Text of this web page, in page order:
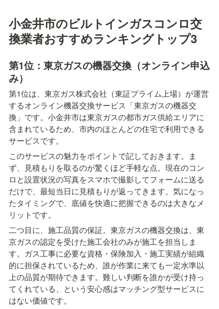
小金井市のビルトインガスコンロ交
換業者おすすめランキングトップ3
第1位：東京ガスの機器交換（オンライン申込
み）
第1位は、東京ガス株式会社（東証プライム上場）が運営
するオンライン機器交換サービス「東京ガスの機器交
換」です。小金井市は東京ガスの都市ガス供給エリアに
含まれているため、市内のほとんどの住宅で利用できる
サービスです。
このサービスの魅力をポイントで記しておきます。ま
ず、見積もりを取るのが驚くほど手軽な点。現在のコン
ロと設置状況の写真をスマホで撮影してフォームに送る
だけで、最短当日に見積もりが返ってきます。気になっ
たタイミングで、底値を快適に把握できるのは大きなメ
リットです。
二つ目に、施工品質の保証。東京ガスの機器交換は、東
京ガスの認定を受けた施工会社のみが施工を担当しま
す。ガス工事に必要な資格・保険加入・施工実績が組織
的に担保されているため、誰が作業に来ても一定水準以
上の品質が期待できます。難しい判断を誰かが受け持っ
てくれている、という安心感はマッチング型サービスに
はない価値です。